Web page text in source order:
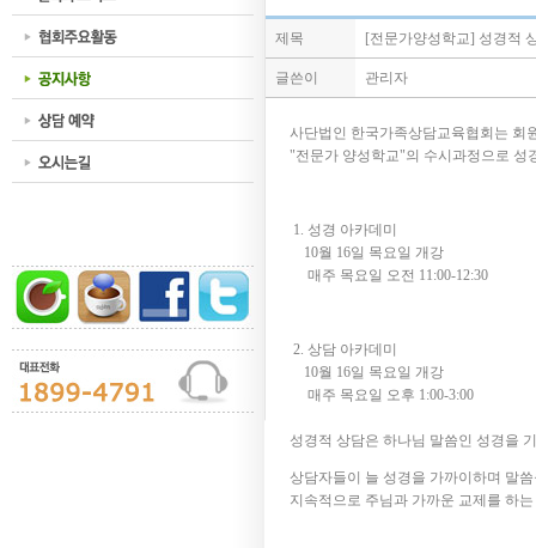
제목 [전문가양성학교] 성경적
글쓴이 관리자
사단법인 한국가족상담교육협회는 회
"전문가 양성학교"의 수시과정으로 성
1. 성경 아카데미
10월 16일 목요일 개강
매주 목요일 오전 11:00-12:30
2. 상담 아카데미
10월 16일 목요일 개강
매주 목요일 오후 1:00-3:00
성경적 상담은 하나님 말씀인 성경을
상담자들이 늘 성경을 가까이하며 말
지속적으로 주님과 가까운 교제를 하